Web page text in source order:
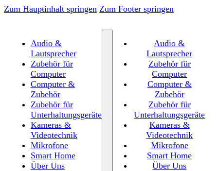
Zum Hauptinhalt springen Zum Footer springen
Audio &
Lautsprecher
Zubehör für
Computer
Computer &
Zubehör
Zubehör für
Unterhaltungsgeräte
Kameras &
Videotechnik
Mikrofone
Smart Home
Über Uns
Audio &
Lautsprecher
Zubehör für
Computer
Computer &
Zubehör
Zubehör für
Unterhaltungsgeräte
Kameras &
Videotechnik
Mikrofone
Smart Home
Über Uns